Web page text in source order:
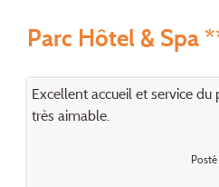
Parc Hôtel & Spa
Excellent accueil et service
très aimable.